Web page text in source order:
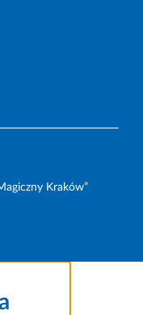
Kraków”